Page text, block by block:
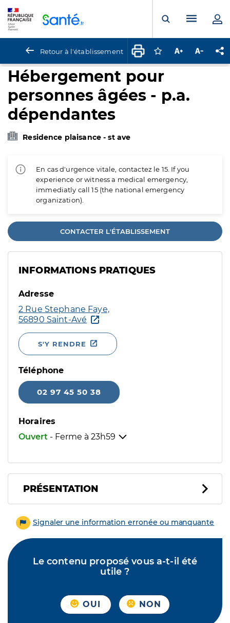
Ouvrir laMenu
Retour à l'établissement Connectez-vous
Augmenter la
Hébergement pour
personnes âgées - p.a.
dépendantes
Residence plaisance - st ave
En cas d'urgence vitale, contactez le 15. If you
experience or witness a medical emergency,
immediatly call 15 (the national emergency
organization).
CONTACTER L'ÉTABLISSEMENT
INFORMATIONS PRATIQUES
Adresse
2 Rue Stephane Faye,
56890 Saint-Avé
S'Y RENDRE
Téléphone
02 97 45 50 38
Horaires
Ouvert - Ferme à 23h59
PRÉSENTATION
Signaler une information erronée ou manquante
Le contenu proposé vous a-t-il été
utile ?
OUI NON